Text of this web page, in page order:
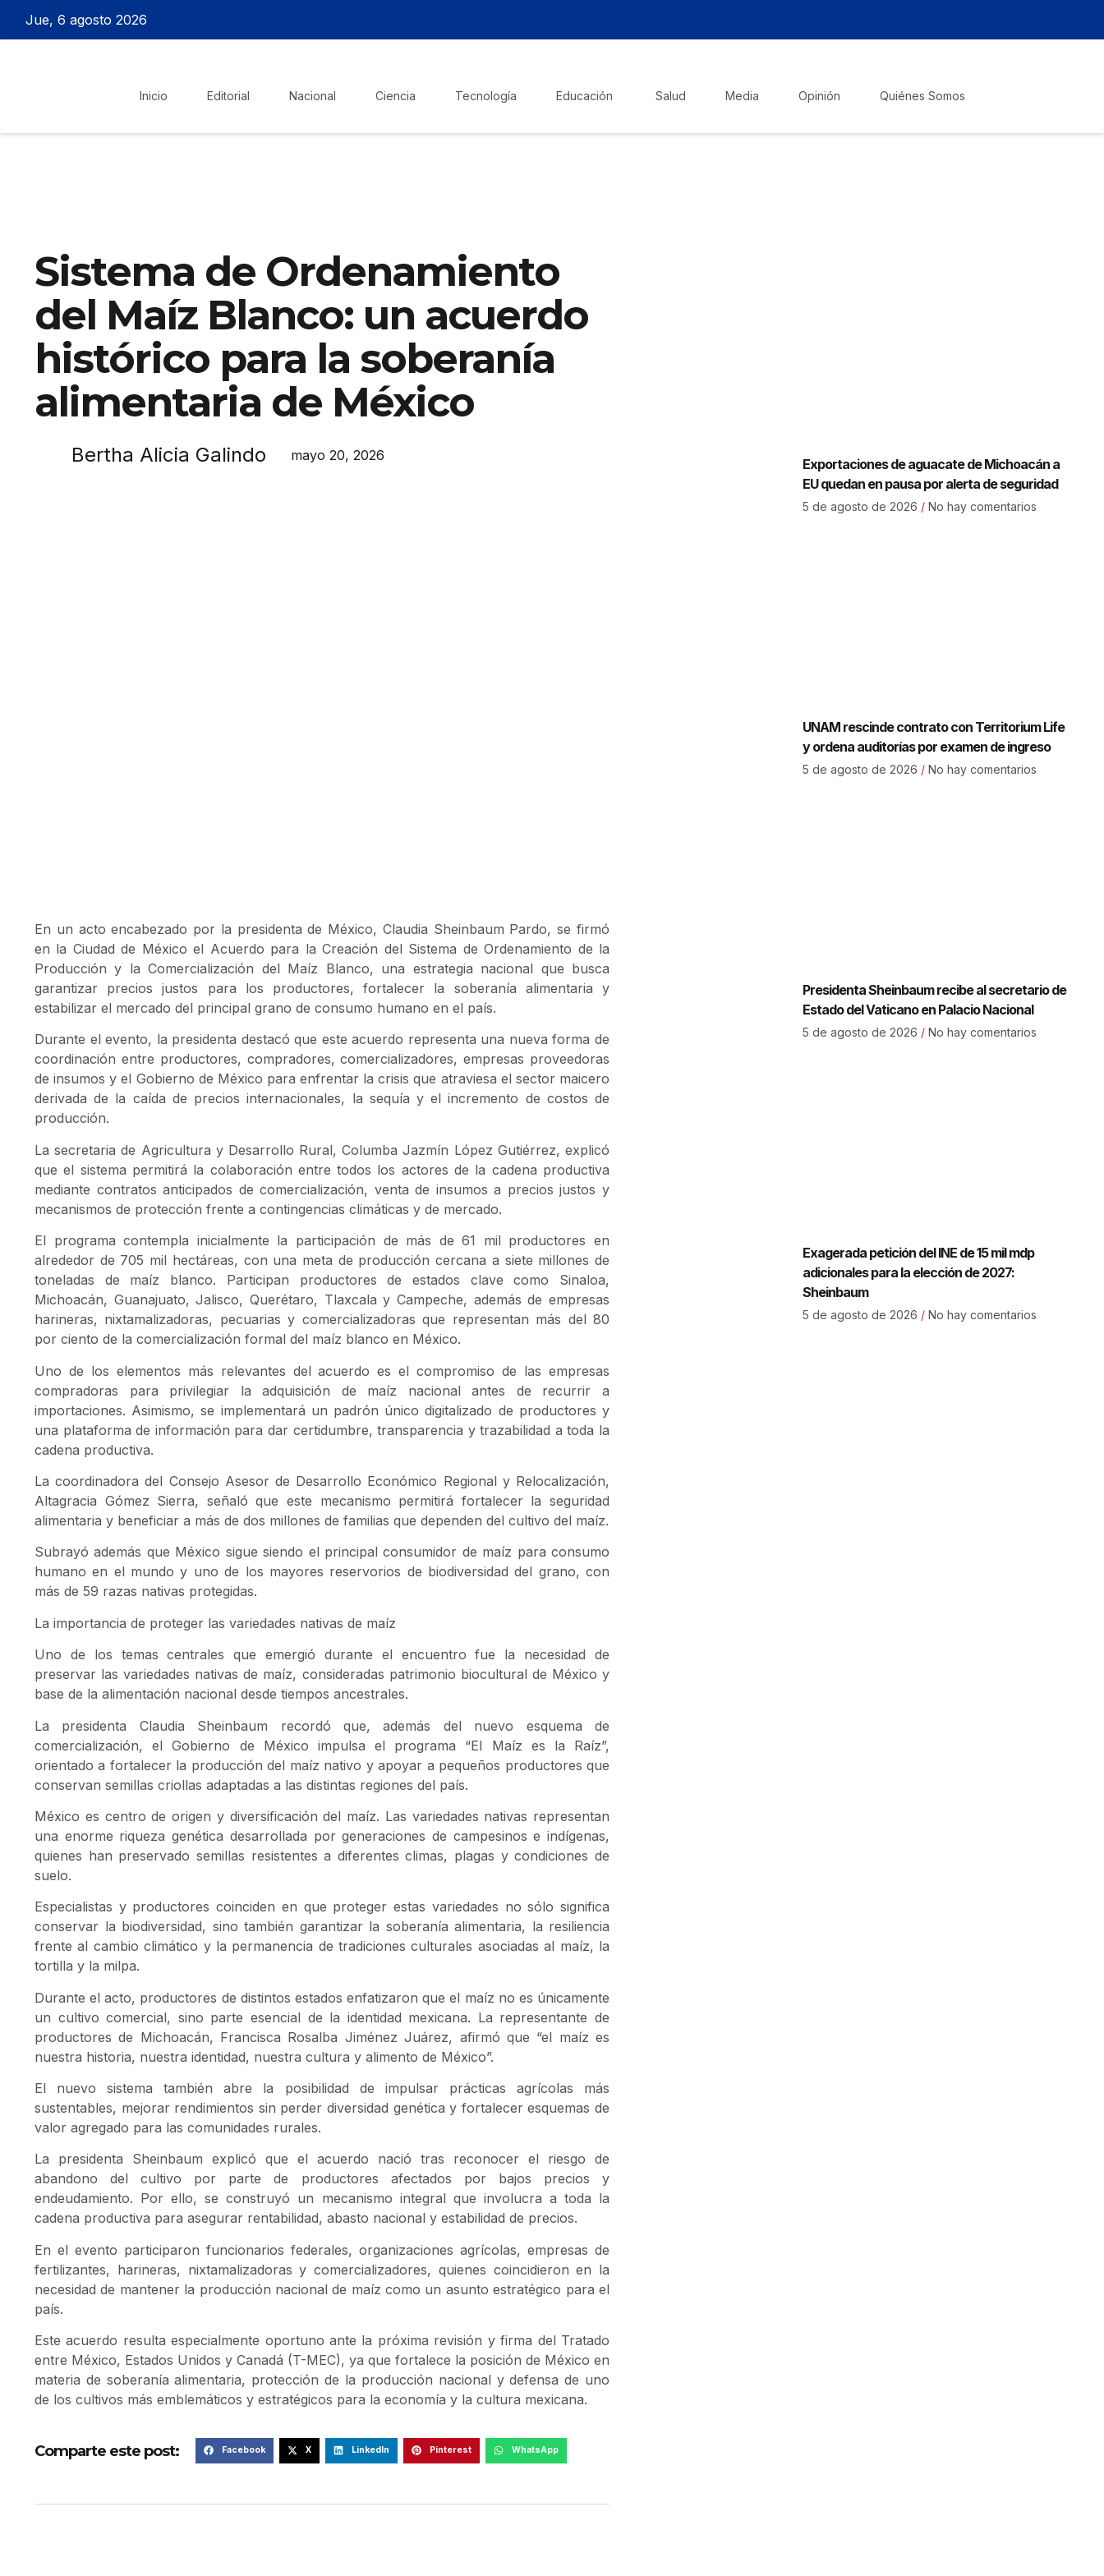
Jue, 6 agosto 2026
Inicio Editorial Nacional Ciencia Tecnología Educación Salud Media Opinión Quiénes Somos
Sistema de Ordenamiento
del Maíz Blanco: un acuerdo
histórico para la soberanía
alimentaria de México
Bertha Alicia Galindo mayo 20, 2026
En un acto encabezado por la presidenta de México, Claudia Sheinbaum Pardo, se firmó
en la Ciudad de México el Acuerdo para la Creación del Sistema de Ordenamiento de la
Producción y la Comercialización del Maíz Blanco, una estrategia nacional que busca
garantizar precios justos para los productores, fortalecer la soberanía alimentaria y
estabilizar el mercado del principal grano de consumo humano en el país.
Durante el evento, la presidenta destacó que este acuerdo representa una nueva forma de
coordinación entre productores, compradores, comercializadores, empresas proveedoras
de insumos y el Gobierno de México para enfrentar la crisis que atraviesa el sector maicero
derivada de la caída de precios internacionales, la sequía y el incremento de costos de
producción.
La secretaria de Agricultura y Desarrollo Rural, Columba Jazmín López Gutiérrez, explicó
que el sistema permitirá la colaboración entre todos los actores de la cadena productiva
mediante contratos anticipados de comercialización, venta de insumos a precios justos y
mecanismos de protección frente a contingencias climáticas y de mercado.
El programa contempla inicialmente la participación de más de 61 mil productores en
alrededor de 705 mil hectáreas, con una meta de producción cercana a siete millones de
toneladas de maíz blanco. Participan productores de estados clave como Sinaloa,
Michoacán, Guanajuato, Jalisco, Querétaro, Tlaxcala y Campeche, además de empresas
harineras, nixtamalizadoras, pecuarias y comercializadoras que representan más del 80
por ciento de la comercialización formal del maíz blanco en México.
Uno de los elementos más relevantes del acuerdo es el compromiso de las empresas
compradoras para privilegiar la adquisición de maíz nacional antes de recurrir a
importaciones. Asimismo, se implementará un padrón único digitalizado de productores y
una plataforma de información para dar certidumbre, transparencia y trazabilidad a toda la
cadena productiva.
La coordinadora del Consejo Asesor de Desarrollo Económico Regional y Relocalización,
Altagracia Gómez Sierra, señaló que este mecanismo permitirá fortalecer la seguridad
alimentaria y beneficiar a más de dos millones de familias que dependen del cultivo del maíz.
Subrayó además que México sigue siendo el principal consumidor de maíz para consumo
humano en el mundo y uno de los mayores reservorios de biodiversidad del grano, con
más de 59 razas nativas protegidas.
La importancia de proteger las variedades nativas de maíz
Uno de los temas centrales que emergió durante el encuentro fue la necesidad de
preservar las variedades nativas de maíz, consideradas patrimonio biocultural de México y
base de la alimentación nacional desde tiempos ancestrales.
La presidenta Claudia Sheinbaum recordó que, además del nuevo esquema de
comercialización, el Gobierno de México impulsa el programa “El Maíz es la Raíz”,
orientado a fortalecer la producción del maíz nativo y apoyar a pequeños productores que
conservan semillas criollas adaptadas a las distintas regiones del país.
México es centro de origen y diversificación del maíz. Las variedades nativas representan
una enorme riqueza genética desarrollada por generaciones de campesinos e indígenas,
quienes han preservado semillas resistentes a diferentes climas, plagas y condiciones de
suelo.
Especialistas y productores coinciden en que proteger estas variedades no sólo significa
conservar la biodiversidad, sino también garantizar la soberanía alimentaria, la resiliencia
frente al cambio climático y la permanencia de tradiciones culturales asociadas al maíz, la
tortilla y la milpa.
Durante el acto, productores de distintos estados enfatizaron que el maíz no es únicamente
un cultivo comercial, sino parte esencial de la identidad mexicana. La representante de
productores de Michoacán, Francisca Rosalba Jiménez Juárez, afirmó que “el maíz es
nuestra historia, nuestra identidad, nuestra cultura y alimento de México”.
El nuevo sistema también abre la posibilidad de impulsar prácticas agrícolas más
sustentables, mejorar rendimientos sin perder diversidad genética y fortalecer esquemas de
valor agregado para las comunidades rurales.
La presidenta Sheinbaum explicó que el acuerdo nació tras reconocer el riesgo de
abandono del cultivo por parte de productores afectados por bajos precios y
endeudamiento. Por ello, se construyó un mecanismo integral que involucra a toda la
cadena productiva para asegurar rentabilidad, abasto nacional y estabilidad de precios.
En el evento participaron funcionarios federales, organizaciones agrícolas, empresas de
fertilizantes, harineras, nixtamalizadoras y comercializadores, quienes coincidieron en la
necesidad de mantener la producción nacional de maíz como un asunto estratégico para el
país.
Este acuerdo resulta especialmente oportuno ante la próxima revisión y firma del Tratado
entre México, Estados Unidos y Canadá (T-MEC), ya que fortalece la posición de México en
materia de soberanía alimentaria, protección de la producción nacional y defensa de uno
de los cultivos más emblemáticos y estratégicos para la economía y la cultura mexicana.
Comparte este post: Facebook X LinkedIn Pinterest WhatsApp
Exportaciones de aguacate de Michoacán a
EU quedan en pausa por alerta de seguridad
5 de agosto de 2026 No hay comentarios
UNAM rescinde contrato con Territorium Life
y ordena auditorías por examen de ingreso
5 de agosto de 2026 No hay comentarios
Presidenta Sheinbaum recibe al secretario de
Estado del Vaticano en Palacio Nacional
5 de agosto de 2026 No hay comentarios
Exagerada petición del INE de 15 mil mdp
adicionales para la elección de 2027:
Sheinbaum
5 de agosto de 2026 No hay comentarios